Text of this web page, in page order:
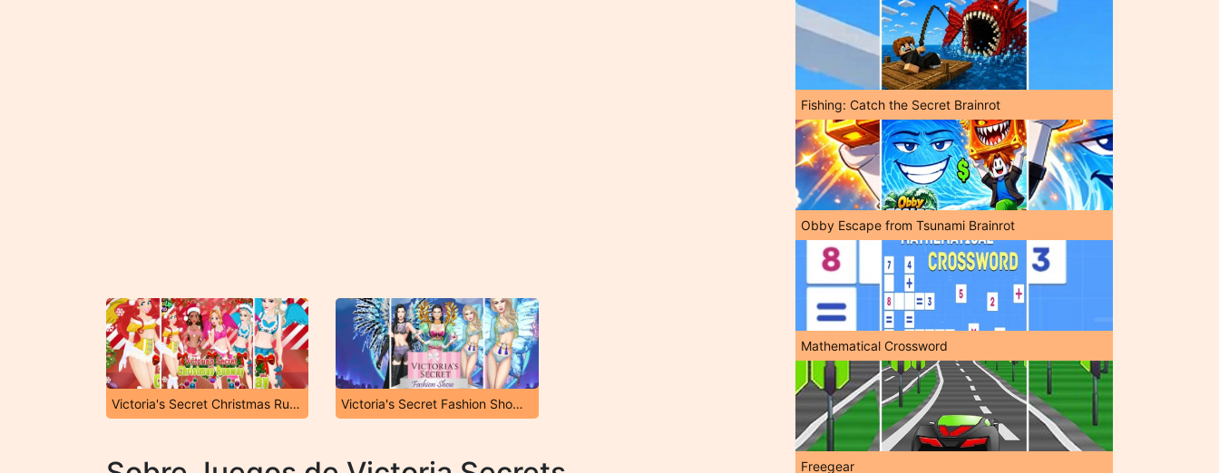
Victoria's Secret Christmas Runway Victoria's Secret Fashion Show NYC
Fishing: Catch the Secret Brainrot
Obby Escape from Tsunami Brainrot
Mathematical Crossword
Freegear